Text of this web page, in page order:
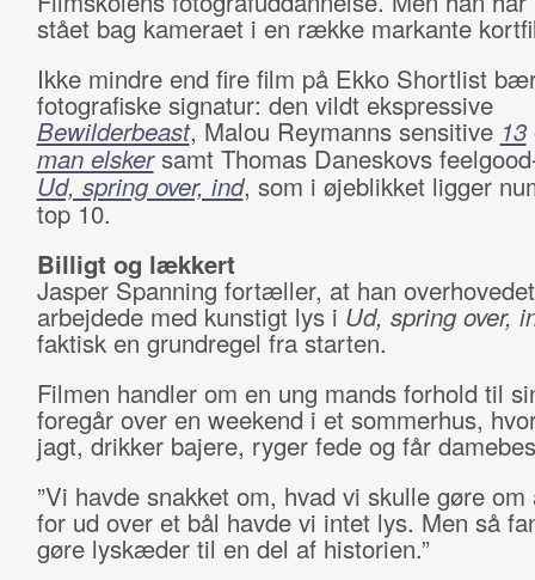
stået bag kameraet i en række markante
Ikke mindre end fire film på Ekko Shortlist
fotografiske signatur: den vildt ekspressive
Bewilderbeast, Malou Reymanns sensitive 13
man elskersamt Thomas Daneskovs
Ud, spring over, ind, som i øjeblikket ligger
top 10.
Billigt og lækkert
Jasper Spanning fortæller, at han
arbejdede med kunstigt lys i Ud, spring over,
faktisk en grundregel fra starten.
Filmen handler om en ung mands forhold til
foregår over en weekend i et sommerhus,
jagt, drikker bajere, ryger fede og får
”Vi havde snakket om, hvad vi skulle gøre om
for ud over et bål havde vi intet lys. Men så
gøre lyskæder til en del af historien.”